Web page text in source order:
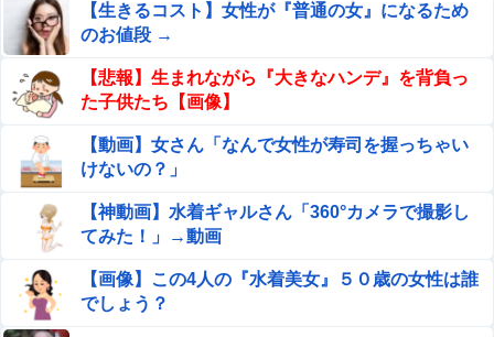
【生きるコスト】女性が『普通の女』になるため
のお値段 →
【悲報】生まれながら『大きなハンデ』を背負っ
た子供たち【画像】
【動画】女さん「なんで女性が寿司を握っちゃい
けないの？」
【神動画】水着ギャルさん「360°カメラで撮影し
てみた！」→動画
【画像】この4人の『水着美女』５０歳の女性は誰
でしょう？